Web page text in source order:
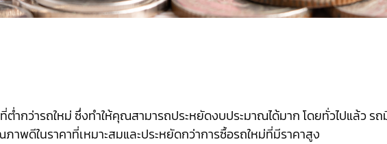
กว่ารถใหม่ ซึ่งทำให้คุณสามารถประหยัดงบประมาณได้มาก โดยทั่วไปแล้ว ร
พดีในราคาที่เหมาะสมและประหยัดกว่าการซื้อรถใหม่ที่มีราคาสูง